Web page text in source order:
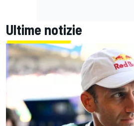
Ultime notizie